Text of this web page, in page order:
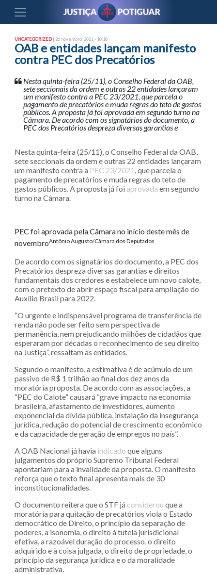
UNCATEGORIZED| 26 novembro, 2021 - 10:18
OAB e entidades lançam manifesto
contra PEC dos Precatórios
Nesta quinta-feira (25/11), o Conselho Federal da OAB,
sete seccionais da ordem e outras 22 entidades lançaram
um manifesto contra a PEC 23/2021, que parcela o
pagamento de precatórios e muda regras do teto de gastos
públicos. A proposta já foi aprovada em segundo turno na
Câmara. De acordo com os signatários do documento, a
PEC dos Precatórios despreza diversas garantias e
Nesta quinta-feira (25/11), o Conselho Federal da OAB,
sete seccionais da ordem e outras 22 entidades lançaram
um manifesto contra a PEC 23/2021 , que parcela o
pagamento de precatórios e muda regras do teto de
gastos públicos. A proposta já foi aprovada em segundo
turno na Câmara.
PEC foi aprovada pela Câmara no início deste mês de
novembroAntônio Augusto/Câmara dos Deputados
De acordo com os signatários do documento, a PEC dos
Precatórios despreza diversas garantias e direitos
fundamentais dos credores e estabelece um novo calote,
com o pretexto de abrir espaço fiscal para ampliação do
Auxílio Brasil para 2022.
“O urgente e indispensável programa de transferência de
renda não pode ser feito sem perspectiva de
permanência, nem prejudicando milhões de cidadãos que
esperaram por décadas o reconhecimento de seu direito
na Justiça”, ressaltam as entidades.
Segundo o manifesto, a estimativa é de acúmulo de um
passivo de R$ 1 trilhão ao final dos dez anos da
moratória proposta. De acordo com as associações, a
“PEC do Calote” causará “grave impacto na economia
brasileira, afastamento de investidores, aumento
exponencial da dívida pública, instalação da insegurança
jurídica, redução do potencial de crescimento econômico
e da capacidade de geração de empregos no país”.
A OAB Nacional já havia indicado que alguns
julgamentos do próprio Supremo Tribunal Federal
apontariam para a invalidade da proposta. O manifesto
reforça que o texto final apresenta mais de 30
inconstitucionalidades.
O documento reitera que o STF já considerou que a
moratória para quitação de precatórios viola o Estado
democrático de Direito, o princípio da separação de
poderes, a isonomia, o direito à tutela jurisdicional
efetiva, a razoável duração do processo, o direito
adquirido e à coisa julgada, o direito de propriedade, o
princípio da segurança jurídica e o da moralidade
administrativa.